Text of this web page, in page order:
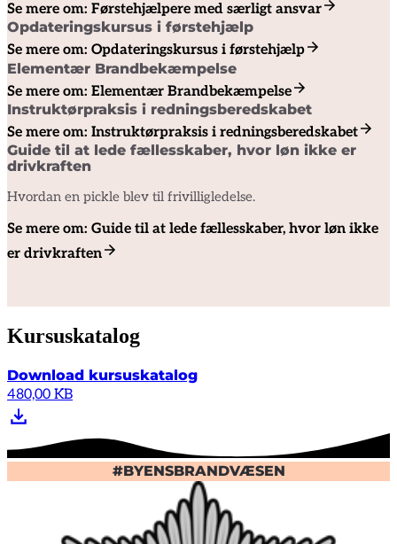
Se mere om: Førstehjælpere med særligt ansvar
Opdateringskursus i førstehjælp
Se mere om: Opdateringskursus i førstehjælp
Elementær Brandbekæmpelse
Se mere om: Elementær Brandbekæmpelse
Instruktørpraksis i redningsberedskabet
Se mere om: Instruktørpraksis i redningsberedskabet
Guide til at lede fællesskaber, hvor løn ikke er
drivkraften
Hvordan en pickle blev til frivilligledelse.
Se mere om: Guide til at lede fællesskaber, hvor løn ikke
er drivkraften
Kursuskatalog
Download kursuskatalog
480,00 KB
#BYENSBRANDVÆSEN